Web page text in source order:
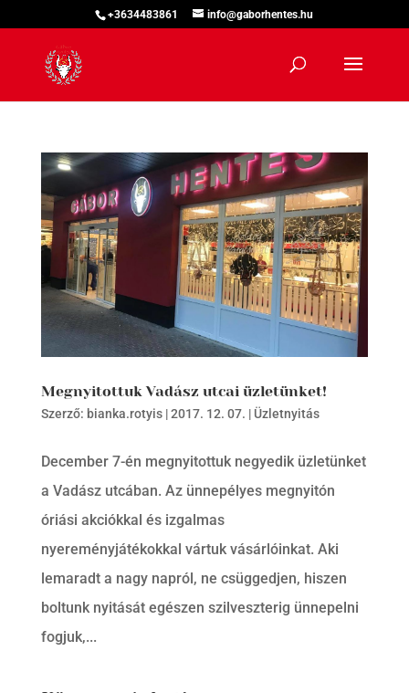
+3634483861 info@gaborhentes.hu
Megnyitottuk Vadász utcai üzletünket!
Szerző: bianka.rotyis|2017. 12. 07. | Üzletnyitás
December 7-én megnyitottuk negyedik üzletünket
a Vadász utcában. Az ünnepélyes megnyitón
óriási akciókkal és izgalmas
nyereményjátékokkal vártuk vásárlóinkat. Aki
lemaradt a nagy napról, ne csüggedjen, hiszen
boltunk nyitását egészen szilveszterig ünnepelni
fogjuk,...